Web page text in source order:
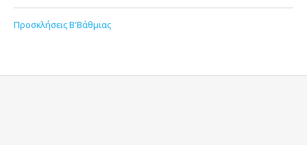
Προσκλήσεις Β'Βάθμιας